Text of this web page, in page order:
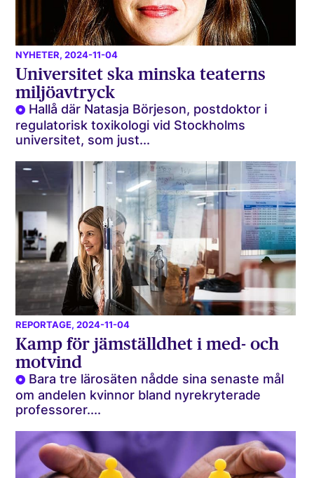
NYHETER, 2024-11-04
Universitet ska minska teaterns
miljöavtryck
Hallå där Natasja Börjeson, post­doktor i
regulatorisk toxikologi vid Stockholms
universitet, som just...
REPORTAGE, 2024-11-04
Kamp för jämställdhet i med- och
motvind
Bara tre lärosäten nådde sina senaste mål
om andelen kvinnor bland nyrekryterade
professorer....